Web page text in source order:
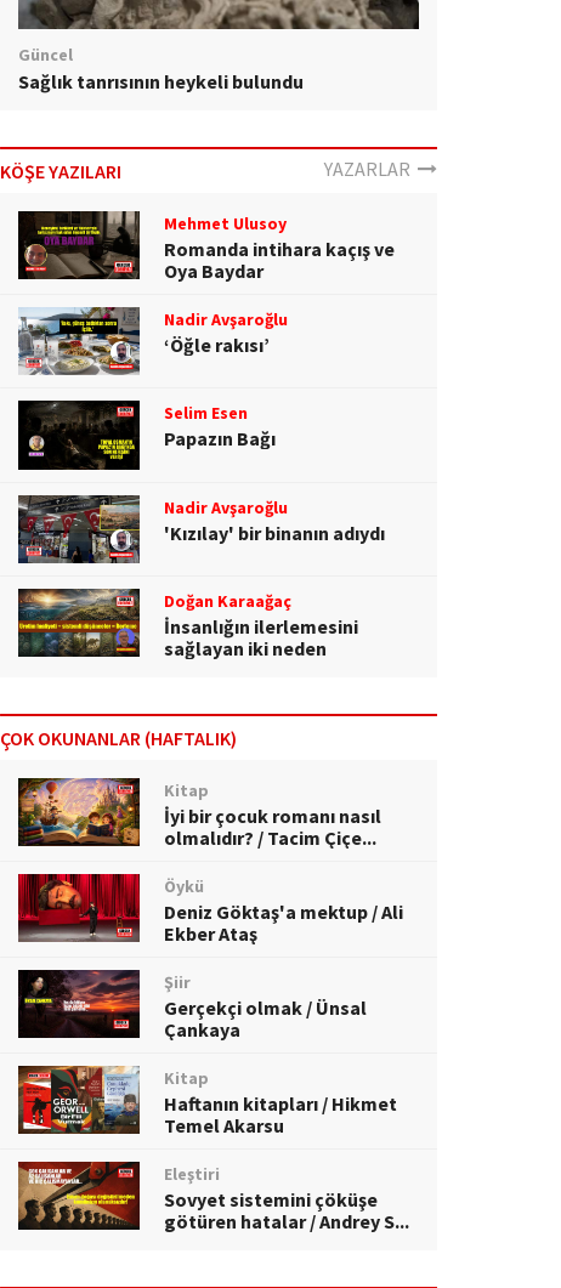
Güncel
Sağlık tanrısının heykeli bulundu
KÖŞE YAZILARI YAZARLAR
Mehmet Ulusoy
Romanda intihara kaçış ve
Oya Baydar
Nadir Avşaroğlu
‘Öğle rakısı’
Selim Esen
Papazın Bağı
Nadir Avşaroğlu
'Kızılay' bir binanın adıydı
Doğan Karaağaç
İnsanlığın ilerlemesini
sağlayan iki neden
ÇOK OKUNANLAR (HAFTALIK)
Kitap
İyi bir çocuk romanı nasıl
olmalıdır? / Tacim Çiçe...
Öykü
Deniz Göktaş'a mektup / Ali
Ekber Ataş
Şiir
Gerçekçi olmak / Ünsal
Çankaya
Kitap
Haftanın kitapları / Hikmet
Temel Akarsu
Eleştiri
Sovyet sistemini çöküşe
götüren hatalar / Andrey S...